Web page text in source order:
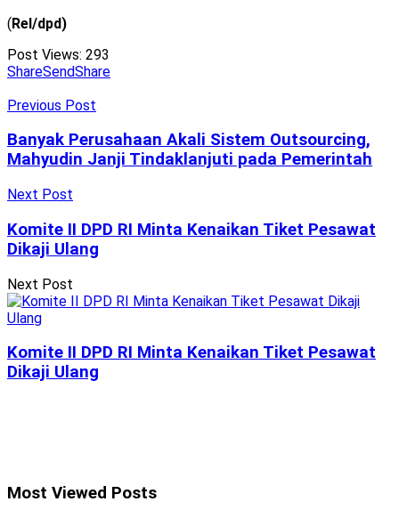
(Rel/dpd)
Post Views: 293
ShareSendShare
Previous Post
Banyak Perusahaan Akali Sistem Outsourcing,
Mahyudin Janji Tindaklanjuti pada Pemerintah
Next Post
Komite II DPD RI Minta Kenaikan Tiket Pesawat
Dikaji Ulang
Next Post
Komite II DPD RI Minta Kenaikan Tiket Pesawat
Dikaji Ulang
Most Viewed Posts